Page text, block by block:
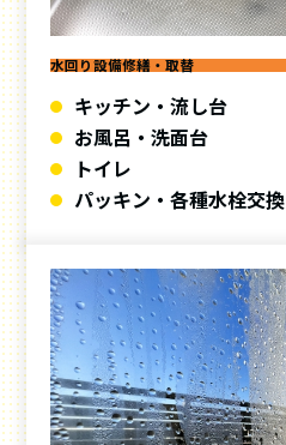
水回り設備修繕・取替
キッチン・流し台
お風呂・洗面台
トイレ
パッキン・各種水栓交換